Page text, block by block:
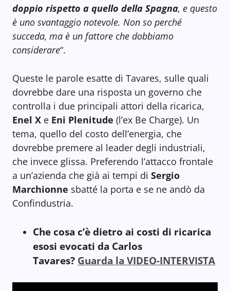
doppio rispetto a quello della Spagna, e questo
è uno svantaggio notevole. Non so perché
succeda, ma è un fattore che dobbiamo
considerare“.
Queste le parole esatte di Tavares, sulle quali
dovrebbe dare una risposta un governo che
controlla i due principali attori della ricarica,
Enel X e Eni Plenitude (l’ex Be Charge). Un
tema, quello del costo dell’energia, che
dovrebbe premere al leader degli industriali,
che invece glissa. Preferendo l’attacco frontale
a un’azienda che già ai tempi di Sergio
Marchionne sbatté la porta e se ne andò da
Confindustria.
Che cosa c’è dietro ai costi di ricarica
esosi evocati da Carlos
Tavares? Guarda la VIDEO-INTERVISTA